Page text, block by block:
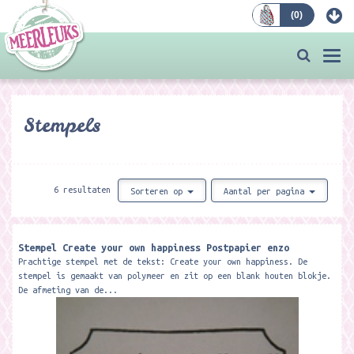
(0)
Stempels
6 resultaten Sorteren op Aantal per pagina
Stempel Create your own happiness Postpapier enzo
Prachtige stempel met de tekst: Create your own happiness. De
stempel is gemaakt van polymeer en zit op een blank houten blokje.
De afmeting van de...